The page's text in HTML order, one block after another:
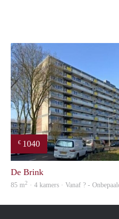
€ 1040
De Brink
85 m2 · 4 kamers · Vanaf ? -